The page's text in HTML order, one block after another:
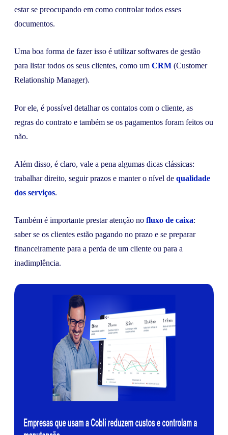
estar se preocupando em como controlar todos esses
documentos.
Uma boa forma de fazer isso é utilizar softwares de gestão
para listar todos os seus clientes, como um CRM (Customer
Relationship Manager).
Por ele, é possível detalhar os contatos com o cliente, as
regras do contrato e também se os pagamentos foram feitos ou
não.
Além disso, é claro, vale a pena algumas dicas clássicas:
trabalhar direito, seguir prazos e manter o nível de qualidade
dos serviços.
Também é importante prestar atenção no fluxo de caixa:
saber se os clientes estão pagando no prazo e se preparar
financeiramente para a perda de um cliente ou para a
inadimplência.